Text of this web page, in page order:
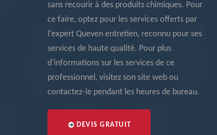
sans recourir à des produits chimiques. Pour
ce faire, optez pour les services offerts par
l'expert Queven entretien, reconnu pour ses
services de haute qualité. Pour plus
d'informations sur les services de ce
professionnel, visitez son site web ou
contactez-le pendant les heures de bureau.
DEVIS GRATUIT